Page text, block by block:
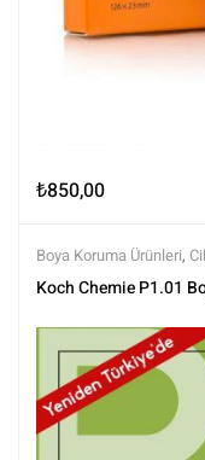
₺850,00
Boya Koruma Ürünleri,
Parlatma,Tüm Ürünler ,
Koch Chemie P1.01